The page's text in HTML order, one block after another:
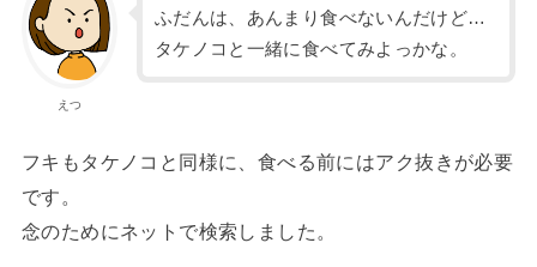
えつ
ふだんは、あんまり食べないんだけど…
タケノコと一緒に食べてみよっかな。
フキもタケノコと同様に、食べる前にはアク抜きが必要
です。
念のためにネットで検索しました。